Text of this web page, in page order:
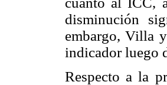
disminución
embargo, Villa
indicador luego
Respecto a la